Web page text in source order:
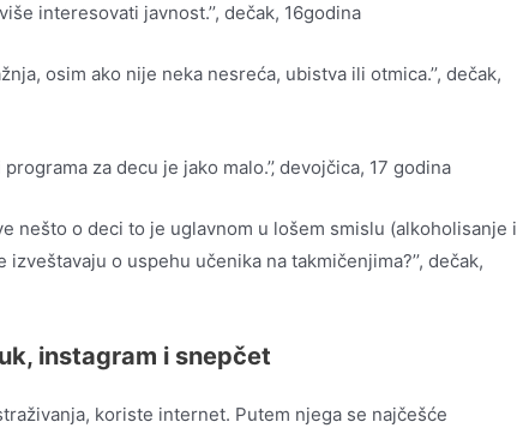
interesovati javnost.’’, dečak, 16godina
osim ako nije neka nesreća, ubistva ili otmica.’’, dečak,
za decu je jako malo.’’‚ devojčica, 17 godina
nešto o deci to je uglavnom u lošem smislu (alkoholisanje i
o uspehu učenika na takmičenjima?’’, dečak,
instagram i snepčet
koriste internet. Putem njega se najčešće